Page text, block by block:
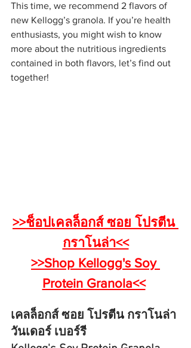
This time, we recommend 2 flavors of
new Kellogg’s granola. If you’re health
enthusiasts, you might wish to know
more about the nutritious ingredients
contained in both flavors, let’s find out
together!
>>ช็อปเคลล็อกส์ ซอย โปรตีน
กราโนล่า<<
>>Shop Kellogg's Soy
Protein Granola<<
เคลล็อกส์ ซอย โปรตีน กราโนล่า
วันเดอร์ เบอร์รี